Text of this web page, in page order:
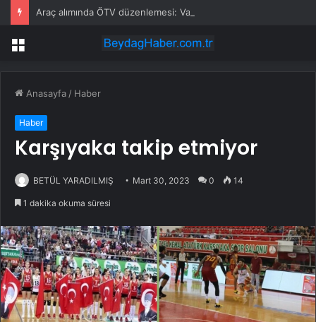
Menü
Anasayfa / Haber
Haber
Karşıyaka takip etmiyor
BETÜL YARADILMIŞ Mart 30, 2023 0 14
1 dakika okuma süresi